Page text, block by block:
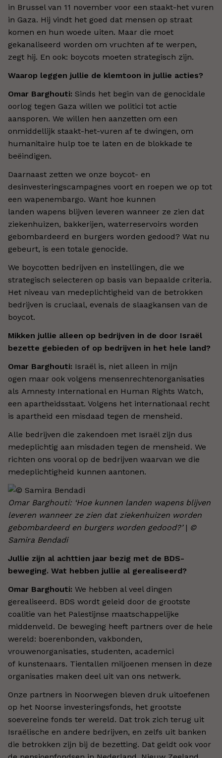
in Brussel van 11 november voor een staakt-het vuren
in Gaza. Hij vindt het goed dat mensen op straat
komen en hun woede uiten. Maar die moet
gekanaliseerd worden om vruchten af te werpen,
zegt hij. En ook: boycots moeten strategisch zijn.
Waarop leggen jullie de klemtoon in jullie acties?
Omar Barghouti: Sinds het begin van de genocidale
oorlog tegen Gaza willen we politici tot actie
aansporen. We willen hen aanzetten om een
onmiddellijk staakt-het-vuren af te dwingen, om
humanitaire hulp toe te laten en de blokkade te
beëindigen.
Daarnaast zetten we onze boycot- en
desinvesteringscampagnes voort en roepen we op tot
een wapenembargo. Want hoe kunnen
landen wapens blijven leveren wanneer ze zien dat
ziekenhuizen, bakkerijen, waterreservoirs worden
gebombardeerd en burgers worden gedood? Wat nu
gebeurt, is een totale genocide.
We boycotten bedrijven en instellingen, die we
strategisch selecteren op basis van bepaalde criteria.
Het niveau van medeplichtigheid van de betrokken
bedrijven is cruciaal, evenals de slaagkansen van de
boycot.
Mikken jullie alleen op bedrijven in de door Israël
bezette gebieden of op bedrijven in het hele land?
Omar Barghouti: Israël is, niet alleen in mijn
ogen maar ook volgens mensenrechtenorganisaties
als Amnesty International en Human Rights Watch,
een apartheidsstaat. Volgens het internationaal recht
is apartheid een misdaad tegen de mensheid.
Alle bedrijven die zakendoen met Israël zijn dus
medeplichtig aan misdaden tegen de mensheid. We
richten ons vooral op de bedrijven waarvan we die
medeplichtigheid kunnen aantonen.
Omar Barghouti: ‘Hoe kunnen landen wapens blijven
leveren wanneer ze zien dat ziekenhuizen worden
gebombardeerd en burgers worden gedood?’| ©
Samira Bendadi
Jullie zijn al achttien jaar bezig met de BDS-
beweging. Wat hebben jullie al gerealiseerd?
Omar Barghouti: We hebben al veel dingen
gerealiseerd. BDS wordt geleid door de grootste
coalitie van het Palestijnse maatschappelijke
middenveld. De beweging heeft partners over de hele
wereld: boerenbonden, vakbonden,
vrouwenorganisaties, studenten, academici
of kunstenaars. Tientallen miljoenen mensen in deze
organisaties maken deel uit van ons netwerk.
Onze partners in Noorwegen bleven druk uitoefenen
op het Noorse investeringsfonds, het grootste
soevereine fonds ter wereld. Dat trok zich terug uit
Israëlische en andere bedrijven, en zelfs uit banken
die betrokken zijn bij de bezetting. Dat geldt ook voor